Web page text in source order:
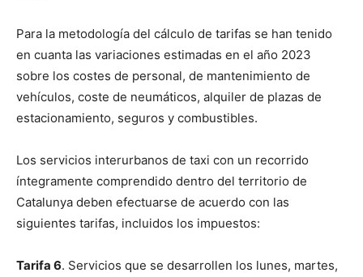
Para la metodología del cálculo de tarifas se han tenido
en cuanta las variaciones estimadas en el año 2023
sobre los costes de personal, de mantenimiento de
vehículos, coste de neumáticos, alquiler de plazas de
estacionamiento, seguros y combustibles.
Los servicios interurbanos de taxi con un recorrido
íntegramente comprendido dentro del territorio de
Catalunya deben efectuarse de acuerdo con las
siguientes tarifas, incluidos los impuestos:
Tarifa 6. Servicios que se desarrollen los lunes, martes,